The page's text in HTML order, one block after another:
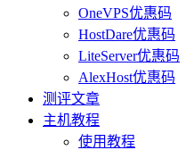
OneVPS优惠码
HostDare优惠码
LiteServer优惠码
AlexHost优惠码
测评文章
主机教程
使用教程